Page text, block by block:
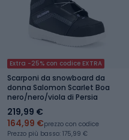
Extra -25% con codice EXTRA
Scarponi da snowboard da
donna Salomon Scarlet Boa
nero/nero/viola di Persia
219,99 €
164,99 €prezzo con codice
Prezzo più basso: 175,99 €